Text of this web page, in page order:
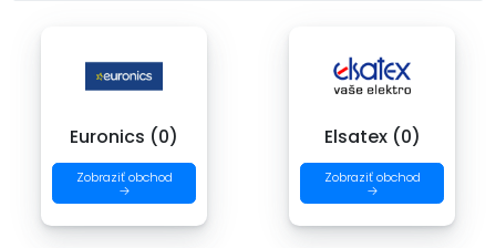
Euronics (0)
Zobraziť obchod
→
Elsatex (0)
Zobraziť obchod
→